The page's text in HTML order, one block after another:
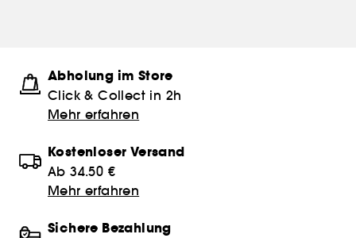
Abholung im Store
Click & Collect in 2h
Mehr erfahren
Kostenloser Versand
Ab 34.50 €
Mehr erfahren
Sichere Bezahlung